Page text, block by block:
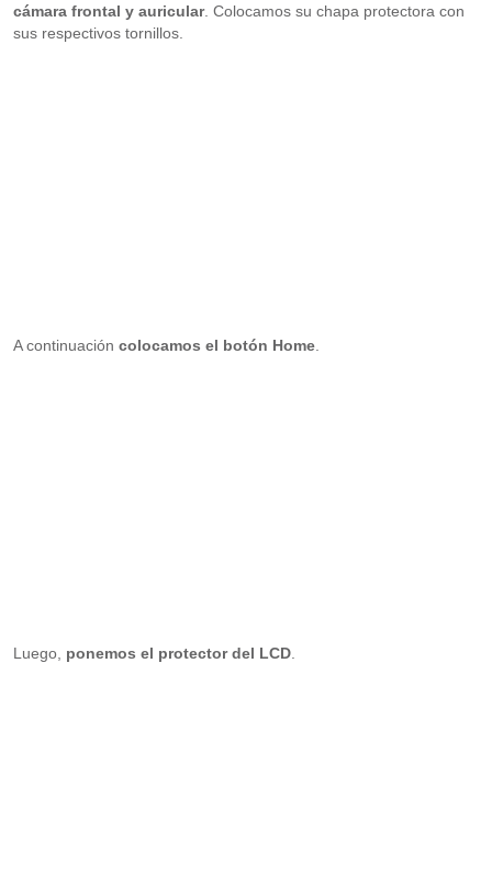
cámara frontal y auricular. Colocamos su chapa protectora con
sus respectivos tornillos.
A continuación colocamos el botón Home.
Luego, ponemos el protector del LCD.